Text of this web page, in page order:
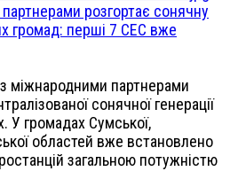
розгортає сонячну
громад: перші 7 СЕС вже
міжнародними партнерами
сонячної генерації
У громадах Сумської,
областей вже встановлено
загальною потужністю